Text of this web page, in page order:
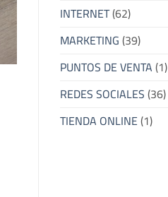
INTERNET(62)
MARKETING(39)
PUNTOS DE VENTA(1)
REDES SOCIALES(36)
TIENDA ONLINE(1)